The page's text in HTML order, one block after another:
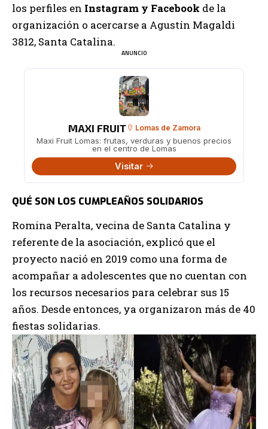
los perfiles en Instagram y Facebook de la
organización o acercarse a Agustín Magaldi
3812, Santa Catalina.
ANUNCIO
MAXI FRUIT Lomas de Zamora
Maxi Fruit Lomas: frutas, verduras y buenos precios
en el centro de Lomas
Visitar
QUÉ SON LOS CUMPLEAÑOS SOLIDARIOS
Romina Peralta, vecina de Santa Catalina y
referente de la asociación, explicó que el
proyecto nació en 2019 como una forma de
acompañar a adolescentes que no cuentan con
los recursos necesarios para celebrar sus 15
años. Desde entonces, ya organizaron más de 40
fiestas solidarias.